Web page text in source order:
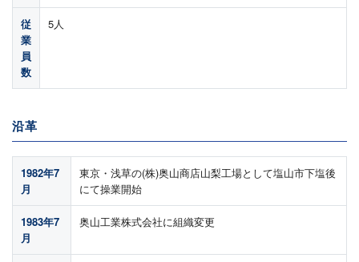
従
業
員
数
5人
沿革
1982年7
月
東京・浅草の(株)奥山商店山梨工場として塩山市下塩後
にて操業開始
1983年7
月
奥山工業株式会社に組織変更